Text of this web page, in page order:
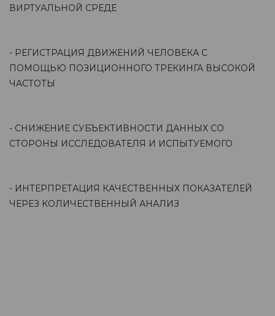
ВИРТУАЛЬНОЙ СРЕДЕ
- РЕГИСТРАЦИЯ ДВИЖЕНИЙ ЧЕЛОВЕКА С
ПОМОЩЬЮ ПОЗИЦИОННОГО ТРЕКИНГА ВЫСОКОЙ
ЧАСТОТЫ
- СНИЖЕНИЕ СУБЪЕКТИВНОСТИ ДАННЫХ СО
СТОРОНЫ ИССЛЕДОВАТЕЛЯ И ИСПЫТУЕМОГО
- ИНТЕРПРЕТАЦИЯ КАЧЕСТВЕННЫХ ПОКАЗАТЕЛЕЙ
ЧЕРЕЗ КОЛИЧЕСТВЕННЫЙ АНАЛИЗ